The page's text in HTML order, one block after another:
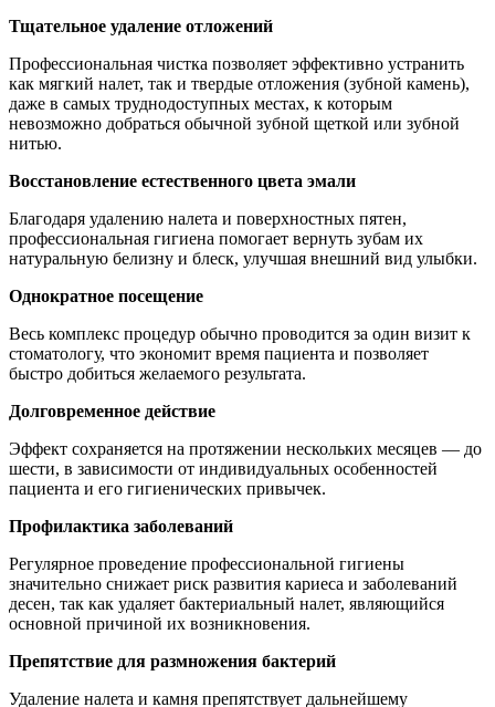
Тщательное удаление отложений
Профессиональная чистка позволяет эффективно устранить
как мягкий налет, так и твердые отложения (зубной камень),
даже в самых труднодоступных местах, к которым
невозможно добраться обычной зубной щеткой или зубной
нитью.
Восстановление естественного цвета эмали
Благодаря удалению налета и поверхностных пятен,
профессиональная гигиена помогает вернуть зубам их
натуральную белизну и блеск, улучшая внешний вид улыбки.
Однократное посещение
Весь комплекс процедур обычно проводится за один визит к
стоматологу, что экономит время пациента и позволяет
быстро добиться желаемого результата.
Долговременное действие
Эффект сохраняется на протяжении нескольких месяцев — до
шести, в зависимости от индивидуальных особенностей
пациента и его гигиенических привычек.
Профилактика заболеваний
Регулярное проведение профессиональной гигиены
значительно снижает риск развития кариеса и заболеваний
десен, так как удаляет бактериальный налет, являющийся
основной причиной их возникновения.
Препятствие для размножения бактерий
Удаление налета и камня препятствует дальнейшему